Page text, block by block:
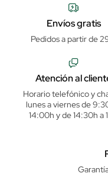
Envíos gratis
Pedidos a partir de
Atención al
Horario telefónico y
lunes a viernes de
14:00h y de 14:30h a